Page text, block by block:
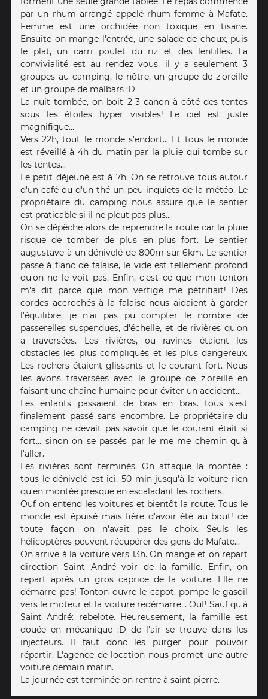
par un rhum arrangé appelé rhum femme à Mafate.
Femme est une orchidée non toxique en tisane.
Ensuite on mange l'entrée, une salade de choux, puis
le plat, un carri poulet du riz et des lentilles. La
convivialité est au rendez vous, il y a seulement 3
groupes au camping, le nôtre, un groupe de z'oreille
et un groupe de malbars :D
La nuit tombée, on boit 2-3 canon à côté des tentes
sous les étoiles hyper visibles! Le ciel est juste
magnifique...
Vers 22h, tout le monde s'endort... Et tous le monde
est réveillé à 4h du matin par la pluie qui tombe sur
les tentes...
Le petit déjeuné est à 7h. On se retrouve tous autour
d'un café ou d'un thé un peu inquiets de la météo. Le
propriétaire du camping nous assure que le sentier
est praticable si il ne pleut pas plus...
On se dépêche alors de reprendre la route car la pluie
risque de tomber de plus en plus fort. Le sentier
augustave à un dénivelé de 800m sur 6km. Le sentier
passe à flanc de falaise, le vide est tellement profond
qu'on ne le voit pas. Enfin, c'est ce que mon tonton
m'a dit parce que mon vertige me pétrifiait! Des
cordes accrochés à la falaise nous aidaient à garder
l'équilibre, je n'ai pas pu compter le nombre de
passerelles suspendues, d'échelle, et de rivières qu'on
a traversées. Les rivières, ou ravines étaient les
obstacles les plus compliqués et les plus dangereux.
Les rochers étaient glissants et le courant fort. Nous
les avons traversées avec le groupe de z'oreille en
faisant une chaîne humaine pour éviter un accident...
Les enfants passaient de bras en bras. tous s'est
finalement passé sans encombre. Le propriétaire du
camping ne devait pas savoir que le courant était si
fort... sinon on se passés par le me me chemin qu'à
l'aller.
Les rivières sont terminés. On attaque la montée :
tous le dénivelé est ici. 50 min jusqu'à la voiture rien
qu'en montée presque en escaladant les rochers.
Ouf on entend les voitures et bientôt la route. Tous le
monde est épuisé mais fière d'avoir été au bout! de
toute façon, on n'avait pas le choix. Seuls les
hélicoptères peuvent récupérer des gens de Mafate...
On arrive à la voiture vers 13h. On mange et on repart
direction Saint André voir de la famille. Enfin, on
repart après un gros caprice de la voiture. Elle ne
démarre pas! Tonton ouvre le capot, pompe le gasoil
vers le moteur et la voiture redémarre... Ouf! Sauf qu'à
Saint André: rebelote. Heureusement, la famille est
douée en mécanique :D de l'air se trouve dans les
injecteurs. Il faut donc les purger pour pouvoir
répartir. L'agence de location nous promet une autre
voiture demain matin.
La journée est terminée on rentre à saint pierre.